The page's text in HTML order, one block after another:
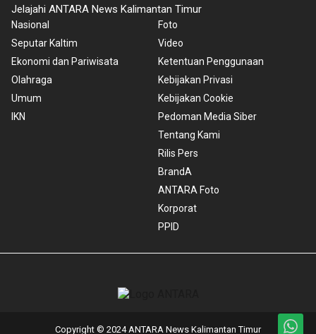
Jelajahi ANTARA News Kalimantan Timur
Nasional
Seputar Kaltim
Ekonomi dan Pariwisata
Olahraga
Umum
IKN
Foto
Video
Ketentuan Penggunaan
Kebijakan Privasi
Kebijakan Cookie
Pedoman Media Siber
Tentang Kami
Rilis Pers
BrandA
ANTARA Foto
Korporat
PPID
Copyright © 2024 ANTARA News Kalimantan Timur